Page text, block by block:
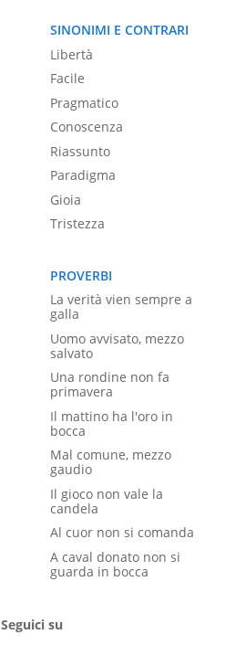
SINONIMI E CONTRARI
Libertà
Facile
Pragmatico
Conoscenza
Riassunto
Paradigma
Gioia
Tristezza
PROVERBI
La verità vien sempre a
galla
Uomo avvisato, mezzo
salvato
Una rondine non fa
primavera
Il mattino ha l'oro in
bocca
Mal comune, mezzo
gaudio
Il gioco non vale la
candela
Al cuor non si comanda
A caval donato non si
guarda in bocca
Seguici su